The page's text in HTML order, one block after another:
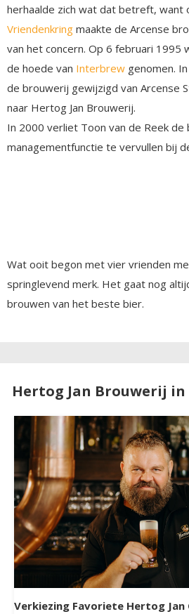
herhaalde zich wat dat betreft, want
Vriendenkring maakte de Arcense
van het concern. Op 6 februari
de hoede van Interbrew genomen.
de brouwerij gewijzigd van Arcense
naar Hertog Jan Brouwerij.
In 2000 verliet Toon van de Reek de
managementfunctie te vervullen bij
Wat ooit begon met vier vrienden
springlevend merk. Het gaat nog
brouwen van het beste bier.
Hertog Jan Brouwerij
Verkiezing Favoriete Hertog Jan